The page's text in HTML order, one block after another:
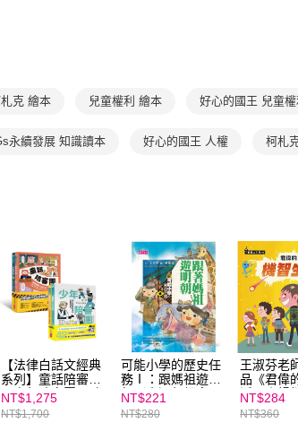
款買賣價
資料（包
用，由本
先享後付
是否繳費
２．關於
https://
３．未成
「
任。
４．使用
即時審查
結果請求
５．嚴禁
形，恩沛
動。
每筆
離島宅配
主題書單
克 繪本 兒童權利 繪本 好心的國王 兒童
永續發展 知識讀本 好心的國王 人權 柯札
【法律白話文經典
系列】童話陪審團
＋少年陪審團 (2套
共4書)
NT$1,275
NT$1,700
可能小學的歷史任
務Ⅰ：跟媽祖遊明
朝（十週年紀念
版）
NT$221
NT$280
王淑芬老
品《君偉
活》｜暢
萬，啟發
與勇氣
NT$284
NT$360